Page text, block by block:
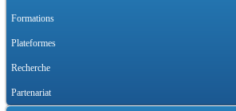
Formations
Plateformes
Recherche
Partenariat